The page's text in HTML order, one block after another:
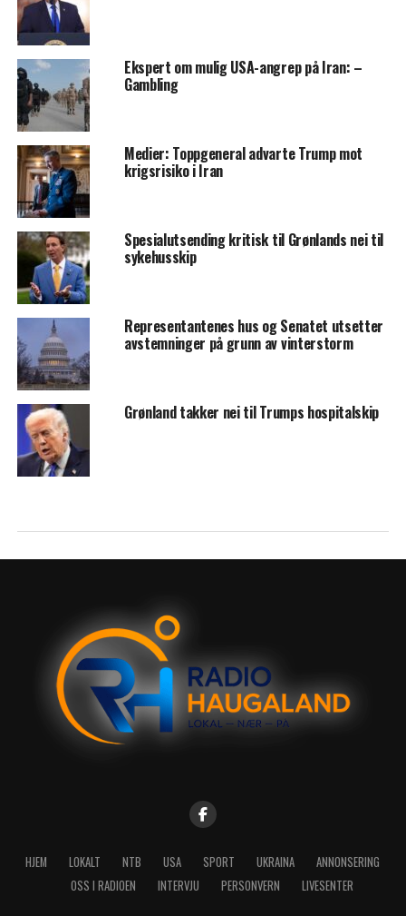
Ekspert om mulig USA-angrep på Iran: –
Gambling
Medier: Toppgeneral advarte Trump mot
krigsrisiko i Iran
Spesialutsending kritisk til Grønlands nei til
sykehusskip
Representantenes hus og Senatet utsetter
avstemninger på grunn av vinterstorm
Grønland takker nei til Trumps hospitalskip
HJEM LOKALT NTB USA SPORT UKRAINA
ANNONSERING
OSS I RADIOEN
INTERVJU PERSONVERN LIVESENTER